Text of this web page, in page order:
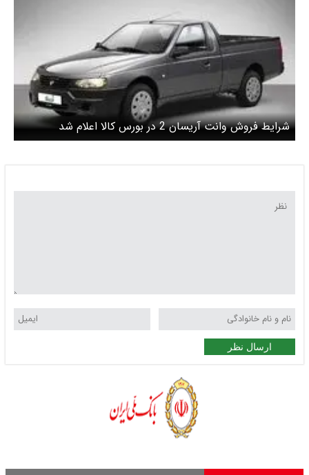
شرایط فروش وانت آریسان 2 در بورس کالا اعلام شد
ارسال نظر